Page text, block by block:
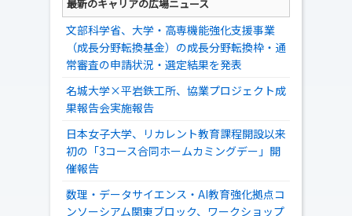
最新のキャリアの広場ニュース
文部科学省、大学・高専機能強化支援事業
（成長分野転換基金）の成長分野転換枠・通
常審査の申請状況・選定結果を発表
名城大学×平岩鉄工所、協業プロジェクト成
果報告会実施報告
日本女子大学、リカレント教育課程開設以来
初の「3コース合同ホームカミングデー」開
催報告
数理・データサイエンス・AI教育強化拠点コ
ンソーシアム関東ブロック、ワークショップ